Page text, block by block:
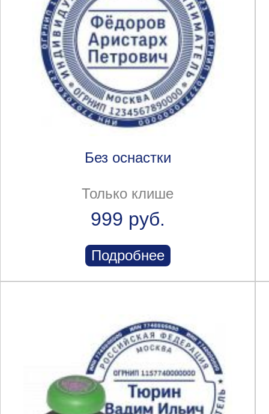
Без оснастки
Только клише
999 руб.
Подробнее